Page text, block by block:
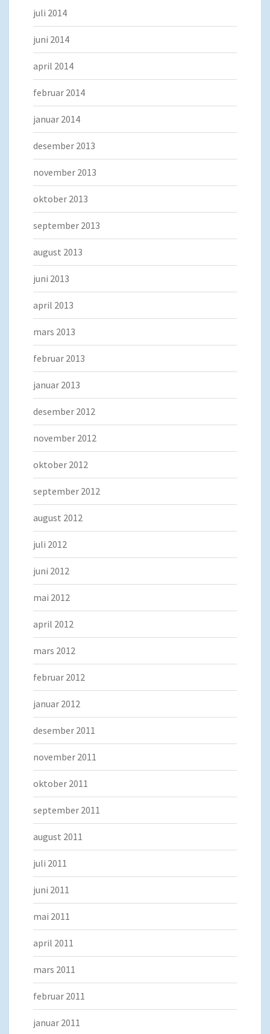
juli 2014
juni 2014
april 2014
februar 2014
januar 2014
desember 2013
november 2013
oktober 2013
september 2013
august 2013
juni 2013
april 2013
mars 2013
februar 2013
januar 2013
desember 2012
november 2012
oktober 2012
september 2012
august 2012
juli 2012
juni 2012
mai 2012
april 2012
mars 2012
februar 2012
januar 2012
desember 2011
november 2011
oktober 2011
september 2011
august 2011
juli 2011
juni 2011
mai 2011
april 2011
mars 2011
februar 2011
januar 2011